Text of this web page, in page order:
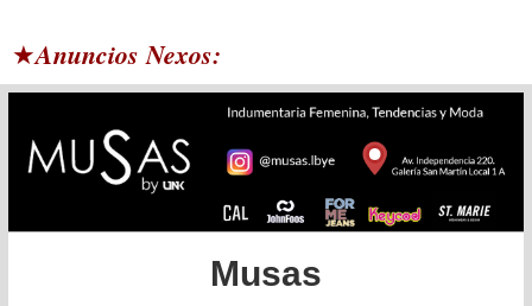
★Anuncios Nexos:
Musas